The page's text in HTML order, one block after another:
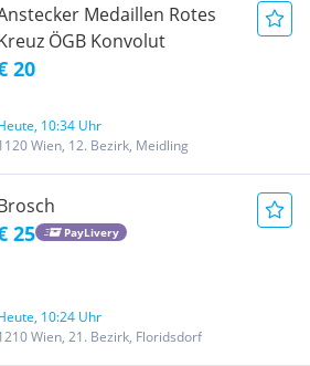
Medaillen Rotes
ÖGB Konvolut
20
10:34 Uhr
Wien, 12. Bezirk, Meidling
25 PayLivery
10:24 Uhr
Wien, 21. Bezirk, Floridsdorf